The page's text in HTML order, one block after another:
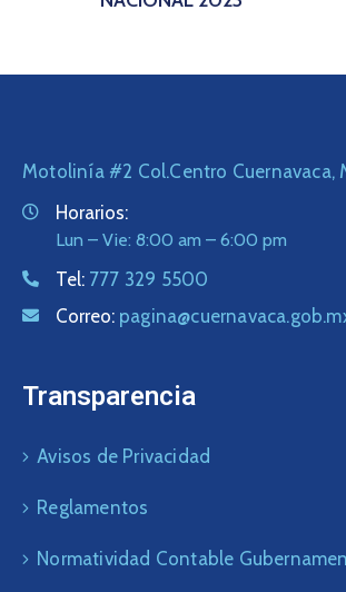
Motolinía #2 Col.Centro Cuernavaca,
Horarios:
Lun – Vie: 8:00 am – 6:00 pm
Tel: 777 329 5500
Correo:
Transparencia
Avisos de Privacidad
Reglamentos
Normatividad Contable